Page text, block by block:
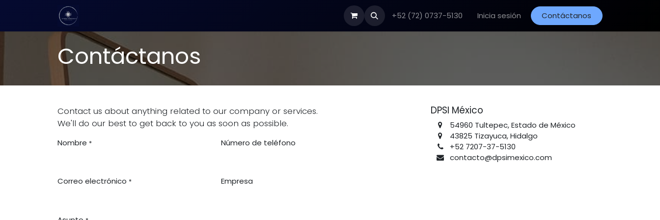
+52 (72) 0737-5130 Inicia sesión Contáctanos
Contáctanos
Contact us about anything related to our company or services.
We'll do our best to get back to you as soon as possible.
Nombre * Número de teléfono
Correo electrónico * Empresa
DPSI México
54960 Tultepec, Estado de México
43825 Tizayuca, Hidalgo
+52 7207-37-5130
contacto@dpsimexico.com